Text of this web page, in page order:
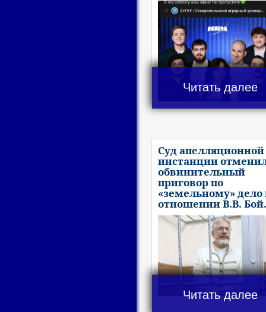
Читать далее
Суд апелляционной
инстанции
обвинительный
приговор по
«земельному» дело
отношении В.В.
Читать далее